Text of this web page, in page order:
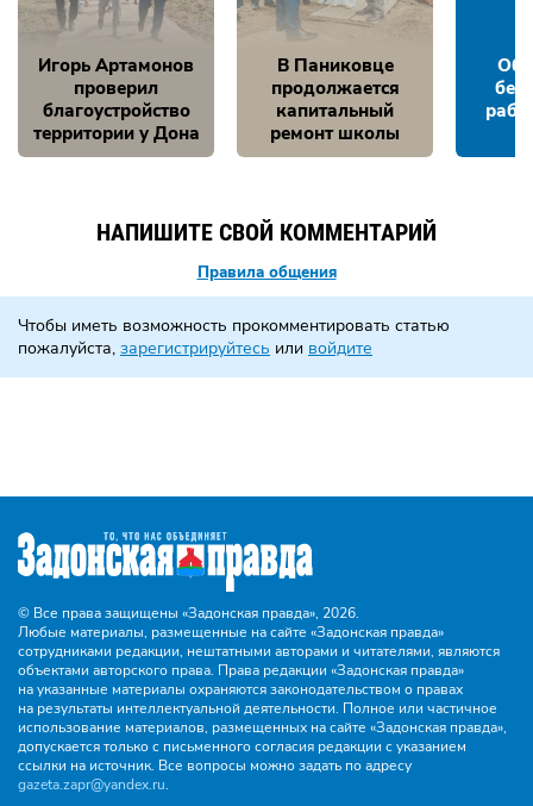
Игорь Артамонов
проверил
благоустройство
территории у Дона
В Паниковце
продолжается
капитальный
ремонт школы
НАПИШИТЕ СВОЙ КОММЕНТАРИЙ
Правила общения
Чтобы иметь возможность прокомментировать статью
пожалуйста, зарегистрируйтесь или войдите
© Все права защищены «Задонская правда», 2026.
Любые материалы, размещенные на сайте «Задонская правда»
сотрудниками редакции, нештатными авторами и читателями, являются
объектами авторского права. Права редакции «Задонская правда»
на указанные материалы охраняются законодательством о правах
на результаты интеллектуальной деятельности. Полное или частичное
использование материалов, размещенных на сайте «Задонская правда»,
допускается только с письменного согласия редакции с указанием
ссылки на источник. Все вопросы можно задать по адресу
gazeta.zapr@yandex.ru.